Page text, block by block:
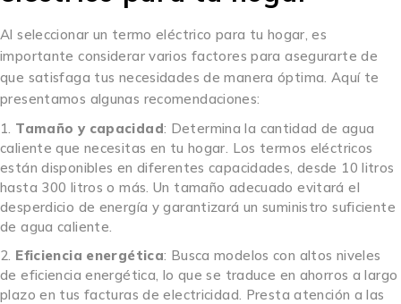
Al seleccionar un termo eléctrico para tu hogar, es
importante considerar varios factores para asegurarte de
que satisfaga tus necesidades de manera óptima. Aquí te
presentamos algunas recomendaciones:
Tamaño y capacidad: Determina la cantidad de agua
caliente que necesitas en tu hogar. Los termos eléctricos
están disponibles en diferentes capacidades, desde 10 litros
hasta 300 litros o más. Un tamaño adecuado evitará el
desperdicio de energía y garantizará un suministro suficiente
de agua caliente.
Eficiencia energética: Busca modelos con altos niveles
de eficiencia energética, lo que se traduce en ahorros a largo
plazo en tus facturas de electricidad. Presta atención a las